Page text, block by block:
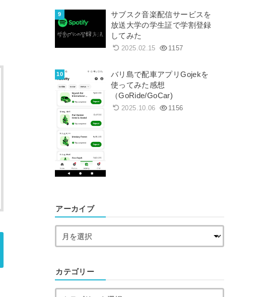
サブスク音楽配信サービスを
放送大学の学生証で学割登録
してみた
2025.02.15 1157
バリ島で配車アプリGojekを
使ってみた感想
（GoRide/GoCar)
2025.10.06 1156
アーカイブ
カテゴリー